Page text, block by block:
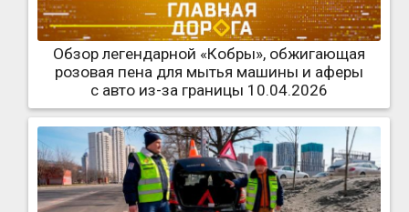
Обзор легендарной «Кобры», обжигающая
розовая пена для мытья машины и аферы
с авто из-за границы 10.04.2026